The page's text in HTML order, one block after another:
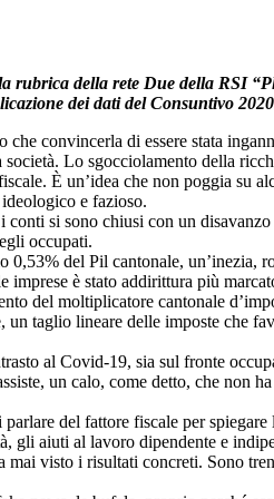
rubrica della rete Due della RSI
dei dati del Consuntivo
convincerla di essere stata
Lo sgocciolamento della
È un’idea che non poggia su
e fazioso.
si sono chiusi con un
occupati.
del Pil cantonale, un’inezia,
imprese è stato addirittura più
del moltiplicatore cantonale
taglio lineare delle imposte che
al Covid-19, sia sul fronte
un calo, come detto, che non
del fattore fiscale per
gli aiuti al lavoro dipendente e
mai visto i risultati concreti. Sono